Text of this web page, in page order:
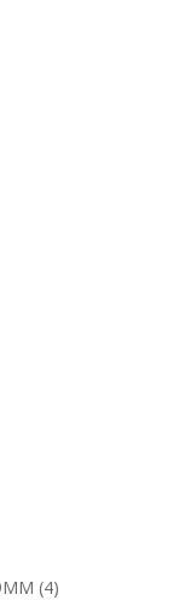
(4)